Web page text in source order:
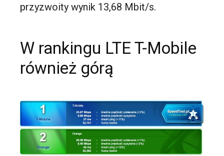
przyzwoity wynik 13,68 Mbit/s.
W rankingu LTE T-Mobile
również górą